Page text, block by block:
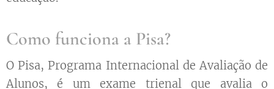
Como funciona a Pisa?
O Pisa, Programa Internacional de Avaliação de
Alunos, é um exame trienal que avalia o